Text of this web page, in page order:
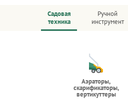
Садовая
техника
Ручной
инструмент
Аэраторы,
скарификаторы,
вертикуттеры